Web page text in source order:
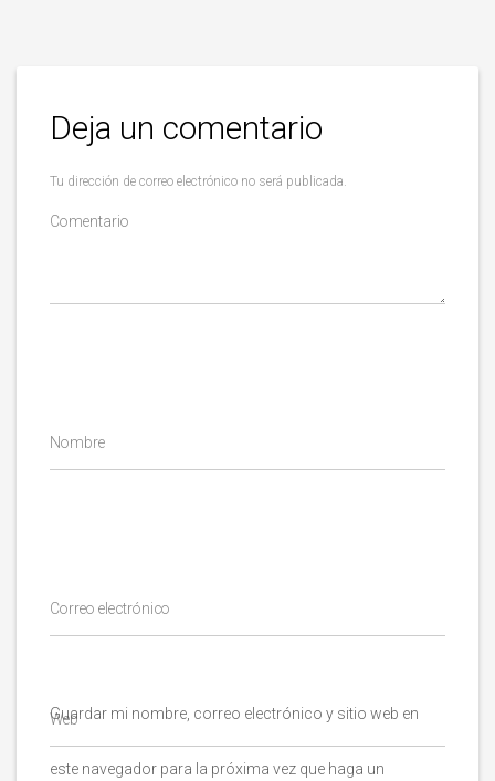
Deja un comentario
Tu dirección de correo electrónico no será publicada.
Comentario
Nombre
Correo electrónico
Web
Guardar mi nombre, correo electrónico y sitio web en
este navegador para la próxima vez que haga un